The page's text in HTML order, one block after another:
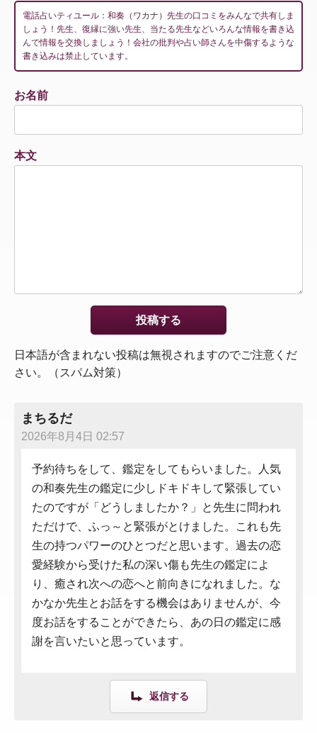
電話占いティユール：和奏（ワカナ）先生の口コミをみんなで共有しま
しょう！先生、復縁に強い先生、当たる先生などいろんな情報を書き込
んで情報を交換しましょう！会社の批判や占い師さんを中傷するような
書き込みは禁止しています。
お名前
本文
日本語が含まれない投稿は無視されますのでご注意くだ
さい。（スパム対策）
まちるだ
2026年8月4日 02:57
予約待ちをして、鑑定をしてもらいました。人気
の和奏先生の鑑定に少しドキドキして緊張してい
たのですが「どうしましたか？」と先生に問われ
ただけで、ふっ～と緊張がとけました。これも先
生の持つパワーのひとつだと思います。過去の恋
愛経験から受けた私の深い傷も先生の鑑定によ
り、癒され次への恋へと前向きになれました。な
かなか先生とお話をする機会はありませんが、今
度お話をすることができたら、あの日の鑑定に感
謝を言いたいと思っています。
返信する